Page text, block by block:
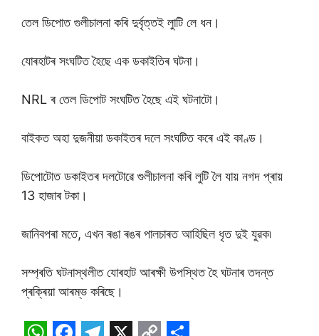
তেল ডিপোত গুলীচালনা কৰি দুৰ্বৃত্তই লাুটি লে ধন।
যোৰহাটৰ সংঘটিত হৈছে এক ডকাইতিৰ ঘটনা।
NRL ৰ তেল ডিপোট সংঘটিত হৈছে এই ঘটনাটো।
বাইকত অহা দুজনীয়া ডকাইতৰ দলে সংঘটিত কৰে এই কাণ্ড।
ডিপোটোত ডকাইতৰ দলটোৱে গুলীচালনা কৰি লুটি লৈ যায় নগদ প্ৰায়
13 হাজাৰ টকা।
জানিবপৰা মতে, এখন ৰঙা ৰঙৰ পালচাৰত আহিছিল ধৃত দুই যুৱক৷
সম্প্ৰতি ঘটনাস্থলীত যোৰহাট আৰক্ষী উপস্থিত হৈ ঘটনাৰ তদন্ত
প্ৰক্ৰিয়া আৰম্ভ কৰিছে।